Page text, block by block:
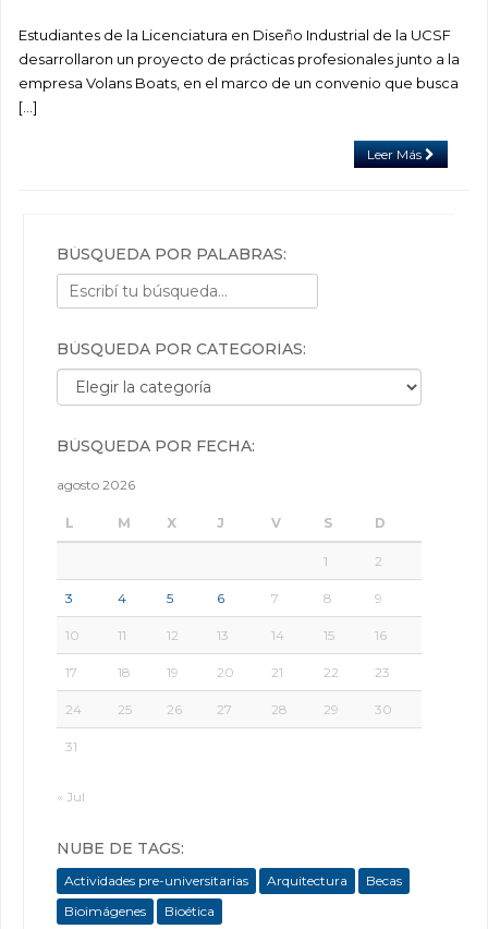
Estudiantes de la Licenciatura en Diseño Industrial de la UCSF
desarrollaron un proyecto de prácticas profesionales junto a la
empresa Volans Boats, en el marco de un convenio que busca
[…]
Leer Más
BÚSQUEDA POR PALABRAS:
BÚSQUEDA POR CATEGORÍAS:
Búsqueda por categorías:
BÚSQUEDA POR FECHA:
agosto 2026
L M X J V S D
1 2
3 4 5 6 7 8 9
10 11 12 13 14 15 16
17 18 19 20 21 22 23
24 25 26 27 28 29 30
31
« Jul
NUBE DE TAGS:
Actividades pre-universitarias Arquitectura
Becas
Bioimágenes
Bioética